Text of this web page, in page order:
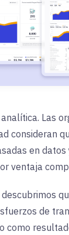
Las
consideran
en datos
ventaja
de
como